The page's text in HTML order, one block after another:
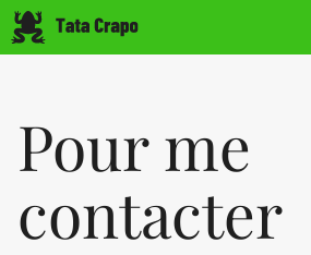
Aller
au
Pour me
contacter